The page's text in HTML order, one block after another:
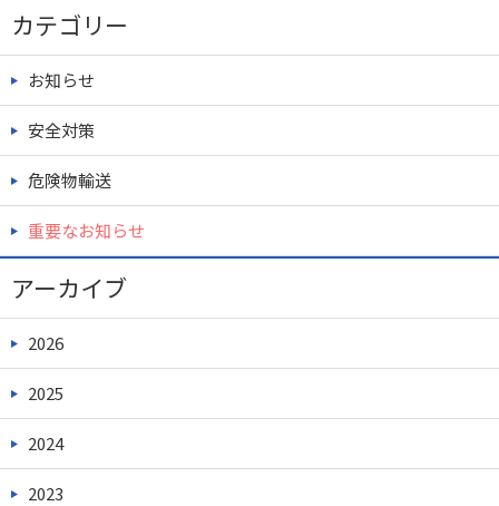
カテゴリー
お知らせ
安全対策
危険物輸送
重要なお知らせ
アーカイブ
2026
2025
2024
2023